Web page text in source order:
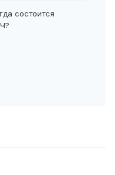
состоится